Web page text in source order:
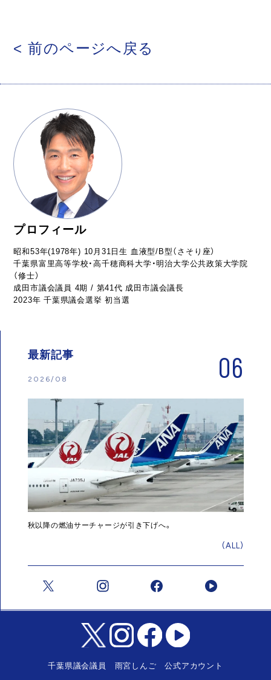
< 前のページへ戻る
プロフィール
昭和53年(1978年) 10月31日生 血液型/B型（さそり座）
千葉県富里高等学校・高千穂商科大学・明治大学公共政策大学院
（修士）
成田市議会議員 4期 / 第41代 成田市議会議長
2023年 千葉県議会選挙 初当選
最新記事
2026/08 06
秋以降の燃油サーチャージが引き下げへ。
(ALL)
千葉県議会議員 雨宮しんご 公式アカウント